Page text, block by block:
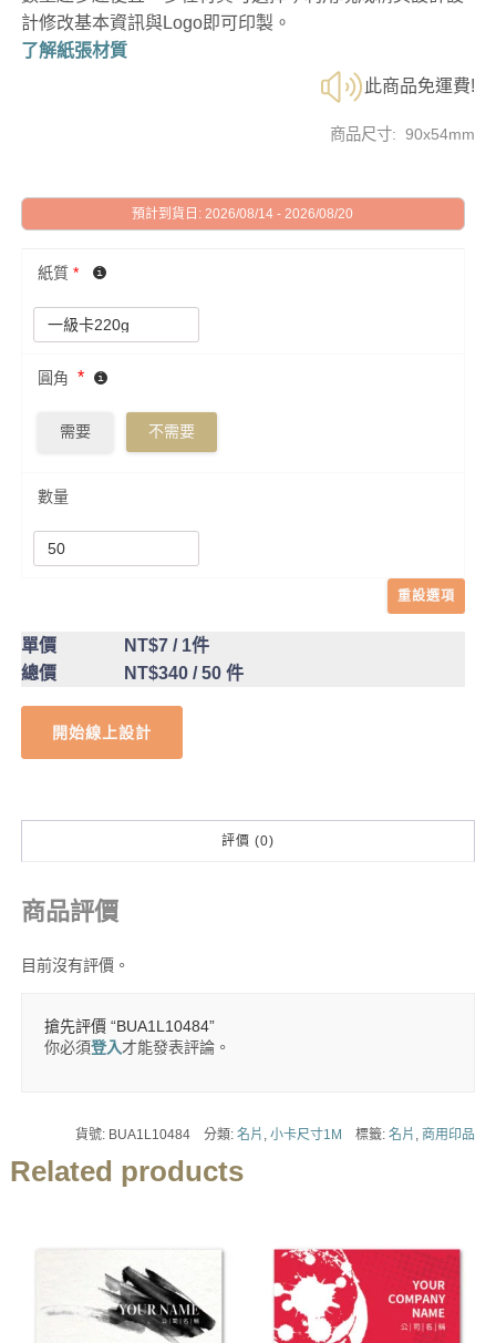
計修改基本資訊與Logo即可印製。
了解紙張材質
此商品免運費!
商品尺寸: 90x54mm
預計到貨日: 2026/08/14 - 2026/08/20
紙質 *
圓角 *
需要 不需要
數量
重設選項
單價 NT$7/ 1件
總價
NT$340/ 50 件
開始線上設計
評價 (0)
商品評價
目前沒有評價。
搶先評價 “BUA1L10484”
你必須登入才能發表評論。
貨號: BUA1L10484 分類:名片 ,小卡尺寸1M 標籤:名片 ,商用印品
Related products